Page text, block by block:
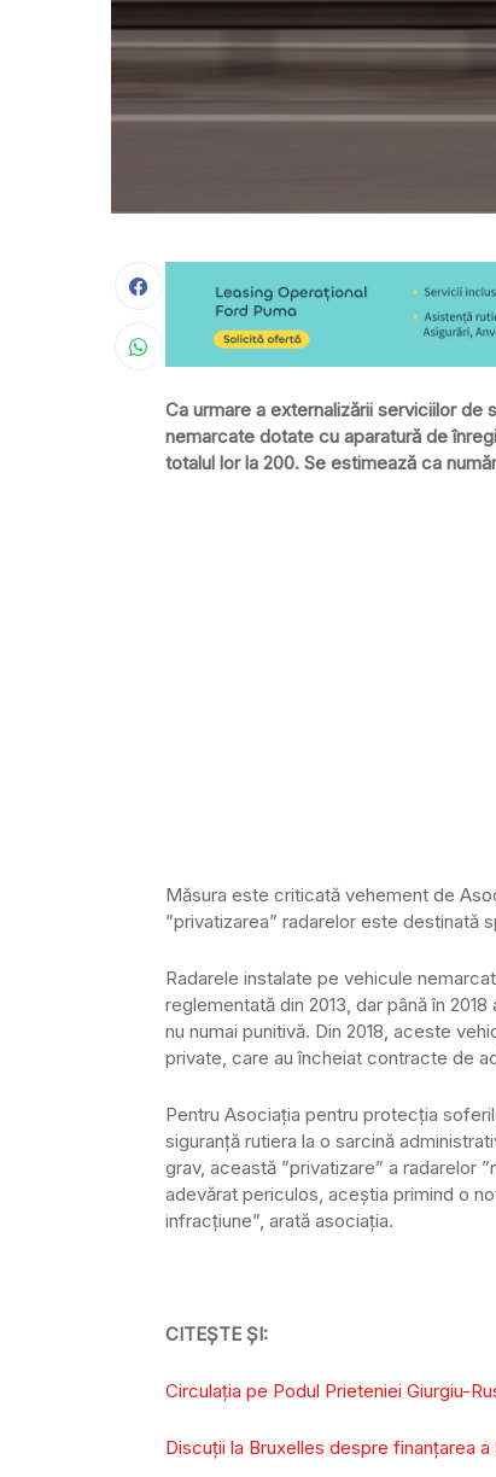
Ca urmare a externalizării serviciilor de
nemarcate dotate cu aparatură de
totalul lor la 200. Se estimează ca
Măsura este criticată vehement de
”privatizarea” radarelor este destinată
Radarele instalate pe vehicule
reglementată din 2013, dar până în
nu numai punitivă. Din 2018, aceste
private, care au încheiat contracte de
Pentru Asociația pentru protecția
siguranță rutiera la o sarcină
grav, această ”privatizare” a radarelor
adevărat periculos, aceștia primind o
infracțiune”, arată asociația.
CITEȘTE ȘI:
Circulaţia pe Podul Prieteniei Giurgiu-
Discuții la Bruxelles despre finanţarea